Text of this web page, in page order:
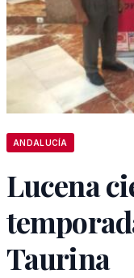
ANDALUCÍA
Lucena
Taurina